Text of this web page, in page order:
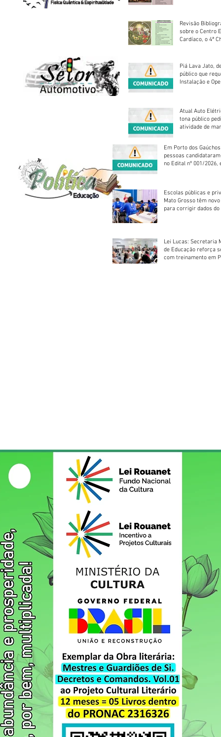
Revisão
sobre o Centro
Cardíaco, o 4ª
Piá Lava Jato,
público que
Instalação e
Atual Auto
tona público
atividade de
Em Porto dos
pessoas
no Edital nº 001/2026,
Escolas públicas e
Mato Grosso têm
para corrigir dados do
Lei Lucas: Secretaria
de Educação reforça
com treinamento em